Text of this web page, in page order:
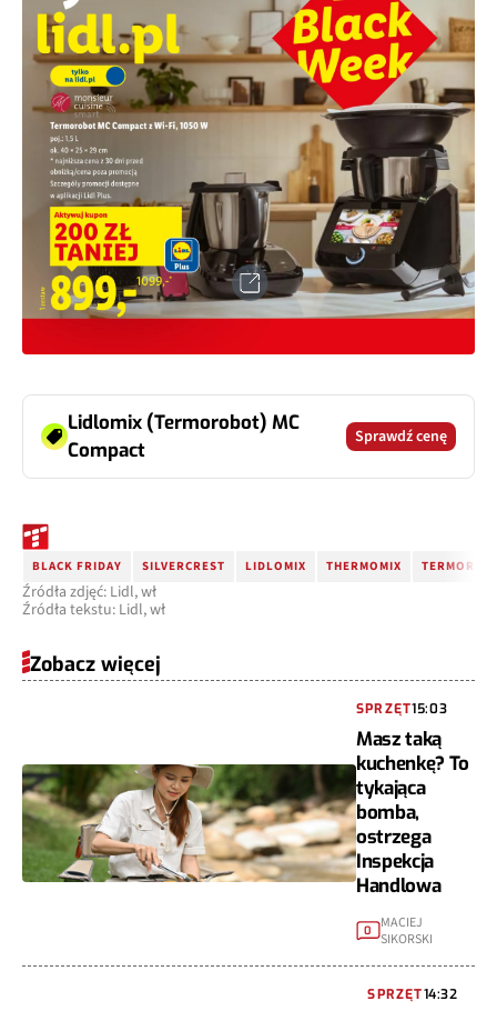
Lidlomix (Termorobot) MC
Compact
Sprawdź cenę
BLACK FRIDAY SILVERCREST LIDLOMIX THERMOMIX
Źródła zdjęć: Lidl, wł
Źródła tekstu: Lidl, wł
Zobacz więcej
SPRZĘT15:03
Masz taką
kuchenkę? To
tykająca
bomba,
ostrzega
Inspekcja
Handlowa
0
MACIEJ
SIKORSKI
SPRZĘT14:32